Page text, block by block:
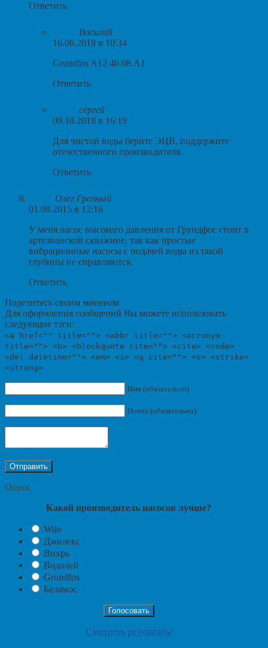
Ответить
Василий
16.06.2018 в 10:34
Grundfos A12.40.08.A1
Ответить
сергей
09.10.2018 в 16:19
Для чистой воды берите ЭЦВ, поддержите
отечественного производителя.
Ответить
Олег Грозный
01.08.2015 в 12:16
У меня насос высокого давления от Грундфос стоит в
артезианской скважине, так как простые
вибрационные насосы с подачей воды из такой
глубины не справляются.
Ответить
Поделитесь своим мнением
Для оформления сообщений Вы можете использовать
следующие тэги:
<a href="" title=""> <abbr title=""> <acronym
title=""> <b> <blockquote cite=""> <cite> <code>
<del datetime=""> <em> <i> <q cite=""> <s> <strike>
<strong>
Имя (обязательно)
Почта (обязательно)
Опрос
Какой производитель насосов лучше?
Wilo
Джилекс
Вихрь
Водолей
Grundfos
Беламос
Смотреть результаты